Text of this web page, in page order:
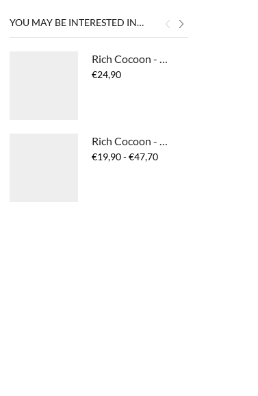
YOU MAY BE INTERESTED IN…
€24,90
€19,90 - €47,70Prijsklasse: